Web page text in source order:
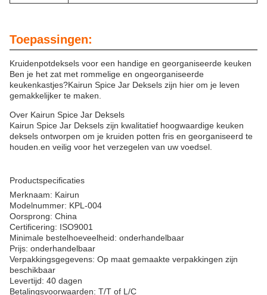
Toepassingen:
Kruidenpotdeksels voor een handige en georganiseerde keuken
Ben je het zat met rommelige en ongeorganiseerde
keukenkastjes?Kairun Spice Jar Deksels zijn hier om je leven
gemakkelijker te maken.
Over Kairun Spice Jar Deksels
Kairun Spice Jar Deksels zijn kwalitatief hoogwaardige keuken
deksels ontworpen om je kruiden potten fris en georganiseerd te
houden.en veilig voor het verzegelen van uw voedsel.
Productspecificaties
Merknaam: Kairun
Modelnummer: KPL-004
Oorsprong: China
Certificering: ISO9001
Minimale bestelhoeveelheid: onderhandelbaar
Prijs: onderhandelbaar
Verpakkingsgegevens: Op maat gemaakte verpakkingen zijn
beschikbaar
Levertijd: 40 dagen
Betalingsvoorwaarden: T/T of L/C